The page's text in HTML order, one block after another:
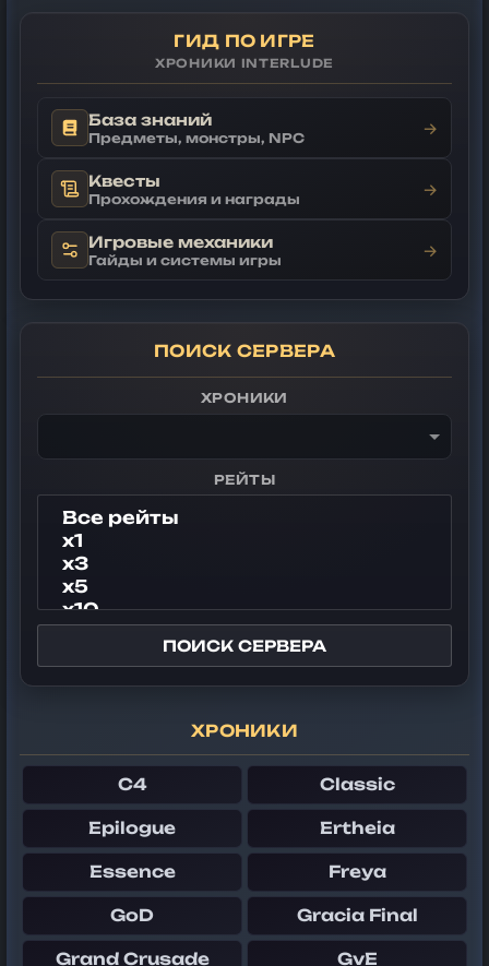
ГИД ПО ИГРЕ
ХРОНИКИ INTERLUDE
База знаний
Предметы, монстры, NPC →
Квесты
Прохождения и награды →
Игровые механики
Гайды и системы игры →
ПОИСК СЕРВЕРА
ХРОНИКИ
РЕЙТЫ
ПОИСК СЕРВЕРА
ХРОНИКИ
C4 Classic
Epilogue Ertheia
Essence Freya
GoD Gracia Final
Grand Crusade GvE